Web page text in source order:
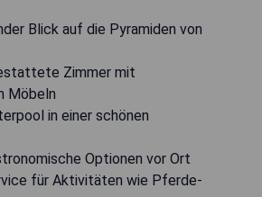
Blick auf die Pyramiden von
Zimmer mit
Möbeln
in einer schönen
Optionen vor Ort
für Aktivitäten wie Pferde-